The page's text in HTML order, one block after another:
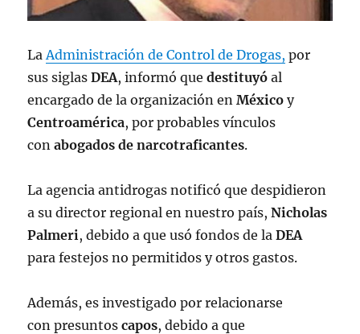
La Administración de Control de Drogas​, por
sus siglasDEA, informó quedestituyóal
encargado de la organización enMéxico y
Centroamérica, por probables vínculos
con abogados de narcotraficantes.
La agencia antidrogas notificó que despidieron
a su director regional en nuestro país,Nicholas
Palmeri , debido a que usó fondos de laDEA
para festejos no permitidos y otros gastos.
Además, es investigado por relacionarse
con presuntoscapos, debido a que